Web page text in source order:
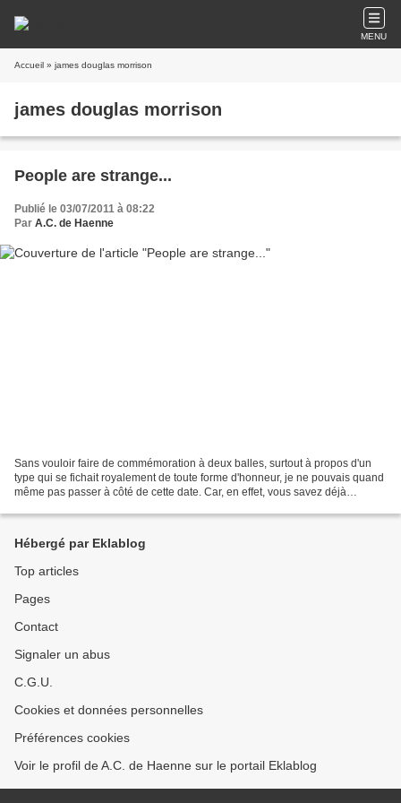
MENU
Accueil » james douglas morrison
james douglas morrison
People are strange...
Publié le 03/07/2011 à 08:22
Par A.C. de Haenne
Sans vouloir faire de commémoration à deux balles, surtout à propos d'un
type qui se fichait royalement de toute forme d'honneur, je ne pouvais quand
même pas passer à côté de cette date. Car, en effet, vous savez déjà
Hébergé par Eklablog
Top articles
Pages
Contact
Signaler un abus
C.G.U.
Cookies et données personnelles
Préférences cookies
Voir le profil de A.C. de Haenne sur le portail Eklablog